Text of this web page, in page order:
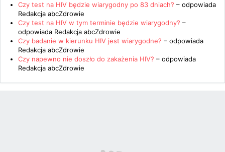
Czy test na HIV będzie wiarygodny po 83 dniach? – odpowiada
Redakcja abcZdrowie
Czy test na HIV w tym terminie będzie wiarygodny? –
odpowiada Redakcja abcZdrowie
Czy badanie w kierunku HIV jest wiarygodne? – odpowiada
Redakcja abcZdrowie
Czy napewno nie doszło do zakażenia HIV? – odpowiada
Redakcja abcZdrowie